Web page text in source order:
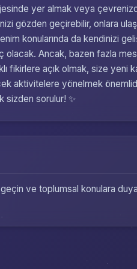
yer almak veya
gözden geçirebilir, onlara
konularında da kendinizi
olacak. Ancak, bazen fazla
açık olmak, size yeni
aktivitelere yönelmek
sizden sorulur! ✨
ve toplumsal konulara